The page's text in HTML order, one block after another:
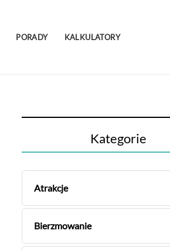
PORADY KALKULATORY
Kategorie
Atrakcje
Bierzmowanie